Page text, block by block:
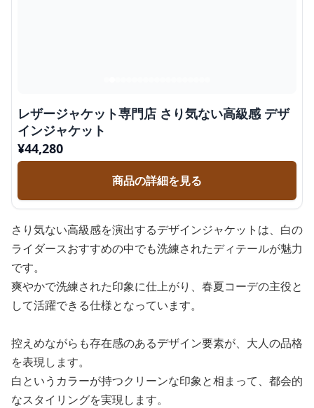
レザージャケット専門店 さり気ない高級感 デザ
インジャケット
¥44,280
商品の詳細を見る
さり気ない高級感を演出するデザインジャケットは、白の
ライダースおすすめの中でも洗練されたディテールが魅力
です。
爽やかで洗練された印象に仕上がり、春夏コーデの主役と
して活躍できる仕様となっています。
控えめながらも存在感のあるデザイン要素が、大人の品格
を表現します。
白というカラーが持つクリーンな印象と相まって、都会的
なスタイリングを実現します。